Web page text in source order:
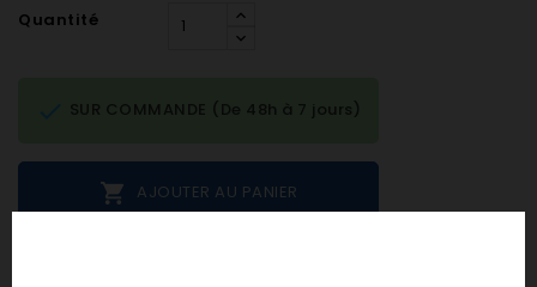
Quantité
 AJOUTER AU PANIER
SUR COMMANDE (De 48h à 7 jours)